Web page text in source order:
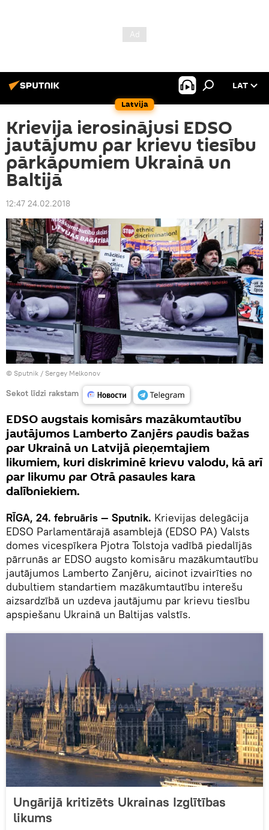
Latvija
LAT
Krievija ierosinājusi EDSO
jautājumu par krievu tiesību
pārkāpumiem Ukrainā un
Baltijā
12:47 24.02.2018
© Sputnik / Sergey Melkonov
Sekot līdzi rakstam
EDSO augstais komisārs mazākumtautību
jautājumos Lamberto Zanjērs paudis bažas
par Ukrainā un Latvijā pieņemtajiem
likumiem, kuri diskriminē krievu valodu, kā arī
par likumu par Otrā pasaules kara
dalībniekiem.
RĪGA, 24. februāris — Sputnik. Krievijas delegācija
EDSO Parlamentārajā asamblejā (EDSO PA) Valsts
domes vicespīkera Pjotra Tolstoja vadībā piedalījās
pārrunās ar EDSO augsto komisāru mazākumtautību
jautājumos Lamberto Zanjēru, aicinot izvairīties no
dubultiem standartiem mazākumtautību interešu
aizsardzībā un uzdeva jautājumu par krievu tiesību
apspiešanu Ukrainā un Baltijas valstīs.
Ungārijā kritizēts Ukrainas Izglītības
likums